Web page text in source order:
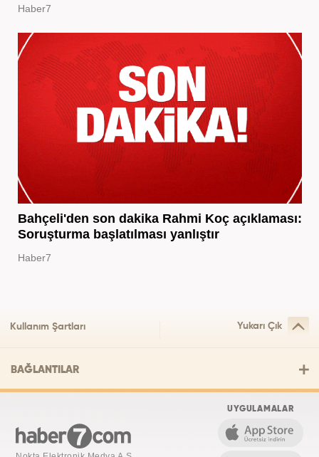
Haber7
Bahçeli'den son dakika Rahmi Koç açıklaması:
Soruşturma başlatılması yanlıştır
Haber7
Kullanım Şartları Yukarı Çık
BAĞLANTILAR
UYGULAMALAR